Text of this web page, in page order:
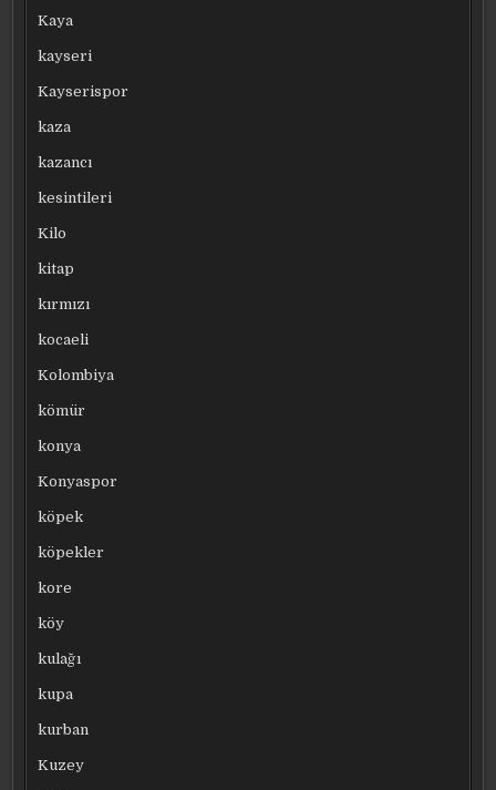
Kaya
kayseri
Kayserispor
kaza
kazancı
kesintileri
Kilo
kitap
kırmızı
kocaeli
Kolombiya
kömür
konya
Konyaspor
köpek
köpekler
kore
köy
kulağı
kupa
kurban
Kuzey